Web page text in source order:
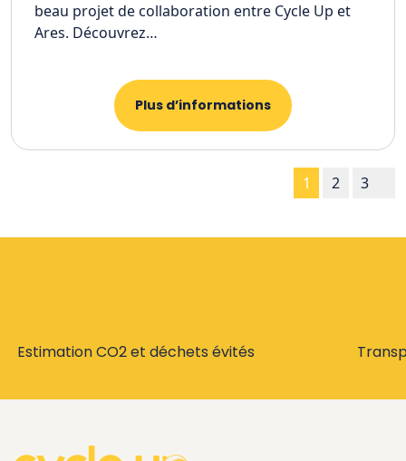
beau projet de collaboration entre Cycle Up et
Ares. Découvrez…
Plus d’informations
1 2 3
Estimation CO2 et déchets évités